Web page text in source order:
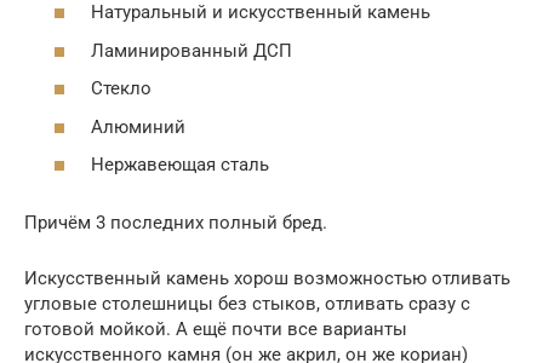
Натуральный и искусственный камень
Ламинированный ДСП
Стекло
Алюминий
Нержавеющая сталь
Причём 3 последних полный бред.
Искусственный камень хорош возможностью отливать
угловые столешницы без стыков, отливать сразу с
готовой мойкой. А ещё почти все варианты
искусственного камня (он же акрил, он же кориан)